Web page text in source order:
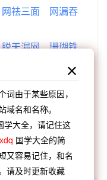
网祛三面
网漏吞
脱天漏网
珊瑚铁
游刃恢恢
天网恢
恢弘气势
恢胎旷
恢奇多闻
词由于某些原因，
域名和名称。
学大全，请记住这
国学大全的简
又容易记住，和名
请及时更新收藏